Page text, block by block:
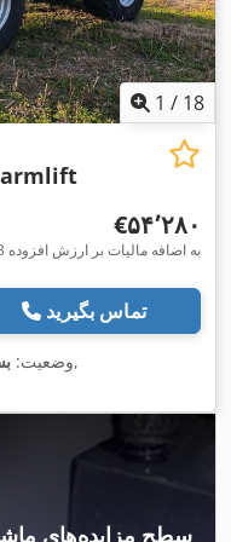
1 / 18
‎€۵۴٬۲۸۰
VB به اضافه مالیات بر ارزش افزوده
تماس بگیرید
وضعیت:,